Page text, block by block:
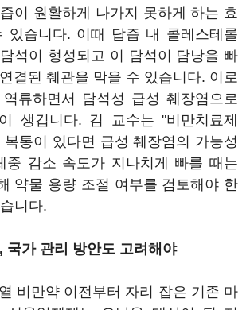
이 원활하게 나가지 못하게 하는 효
있습니다. 이때 답즙 내 콜레스테롤
석이 형성되고 이 담석이 담낭을 빠
결된 췌관을 막을 수 있습니다. 이로
류하면서 담석성 급성 췌장염으로
생깁니다. 김 교수는 "비만치료제
통이 있다면 급성 췌장염의 가능성
중 감소 속도가 지나치게 빠를 때는
약물 용량 조절 여부를 검토해야 한
니다.
국가 관리 방안도 고려해야
비만약 이전부터 자리 잡은 기존 마